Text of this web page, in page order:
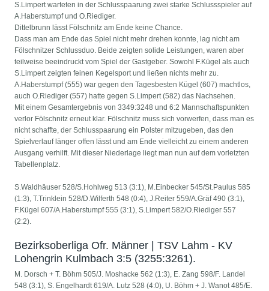
S.Limpert warteten in der Schlusspaarung zwei starke Schlussspieler auf
A.Haberstumpf und O.Riediger.
Dittelbrunn lässt Fölschnitz am Ende keine Chance.
Dass man am Ende das Spiel nicht mehr drehen konnte, lag nicht am
Fölschnitzer Schlussduo. Beide zeigten solide Leistungen, waren aber
teilweise beeindruckt vom Spiel der Gastgeber. Sowohl F.Kügel als auch
S.Limpert zeigten feinen Kegelsport und ließen nichts mehr zu.
A.Haberstumpf (555) war gegen den Tagesbesten Kügel (607) machtlos,
auch O.Riediger (557) hatte gegen S.Limpert (582) das Nachsehen.
Mit einem Gesamtergebnis von 3349:3248 und 6:2 Mannschaftspunkten
verlor Fölschnitz erneut klar. Fölschnitz muss sich vorwerfen, dass man es
nicht schaffte, der Schlusspaarung ein Polster mitzugeben, das den
Spielverlauf länger offen lässt und am Ende vielleicht zu einem anderen
Ausgang verhilft. Mit dieser Niederlage liegt man nun auf dem vorletzten
Tabellenplatz.
S.Waldhäuser 528/S.Hohlweg 513 (3:1), M.Einbecker 545/St.Paulus 585
(1:3), T.Trinklein 528/D.Wilferth 548 (0:4), J.Reiter 559/A.Gräf 490 (3:1),
F.Kügel 607/A.Haberstumpf 555 (3:1), S.Limpert 582/O.Riediger 557
(2:2).
Bezirksoberliga Ofr. Männer | TSV Lahm - KV
Lohengrin Kulmbach 3:5 (3255:3261).
M. Dorsch + T. Böhm 505/J. Moshacke 562 (1:3), E. Zang 598/F. Landel
548 (3:1), S. Engelhardt 619/A. Lutz 528 (4:0), U. Böhm + J. Wanot 485/E.